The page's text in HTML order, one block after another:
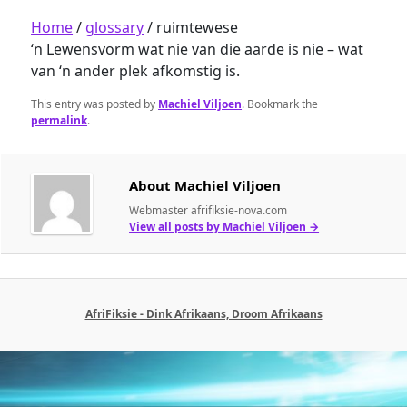
Home/ glossary/ ruimtewese
‘n Lewensvorm wat nie van die aarde is nie – wat
van ‘n ander plek afkomstig is.
This entry was posted by Machiel Viljoen. Bookmark the
permalink.
About Machiel Viljoen
Webmaster afrifiksie-nova.com
View all posts by Machiel Viljoen →
AfriFiksie - Dink Afrikaans, Droom Afrikaans